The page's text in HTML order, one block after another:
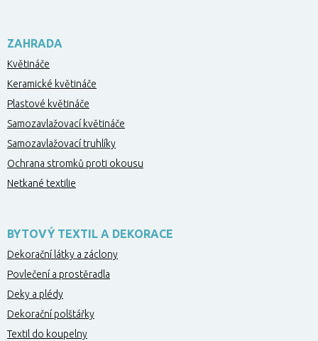
ZAHRADA
Květináče
Keramické květináče
Plastové květináče
Samozavlažovací květináče
Samozavlažovací truhlíky
Ochrana stromků proti okousu
Netkané textilie
BYTOVÝ TEXTIL A DEKORACE
Dekorační látky a záclony
Povlečení a prostěradla
Deky a plédy
Dekorační polštářky
Textil do koupelny